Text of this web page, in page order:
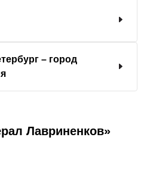
– город
Лавриненков»